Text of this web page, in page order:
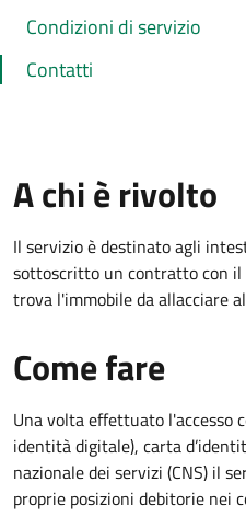
Condizioni di servizio
Contatti
A chi è rivolto
Il servizio è destinato agli
sottoscritto un contratto con il
trova l'immobile da allacciare
Come fare
Una volta effettuato l'accesso
identità digitale), carta
nazionale dei servizi (CNS) il
proprie posizioni debitorie nei